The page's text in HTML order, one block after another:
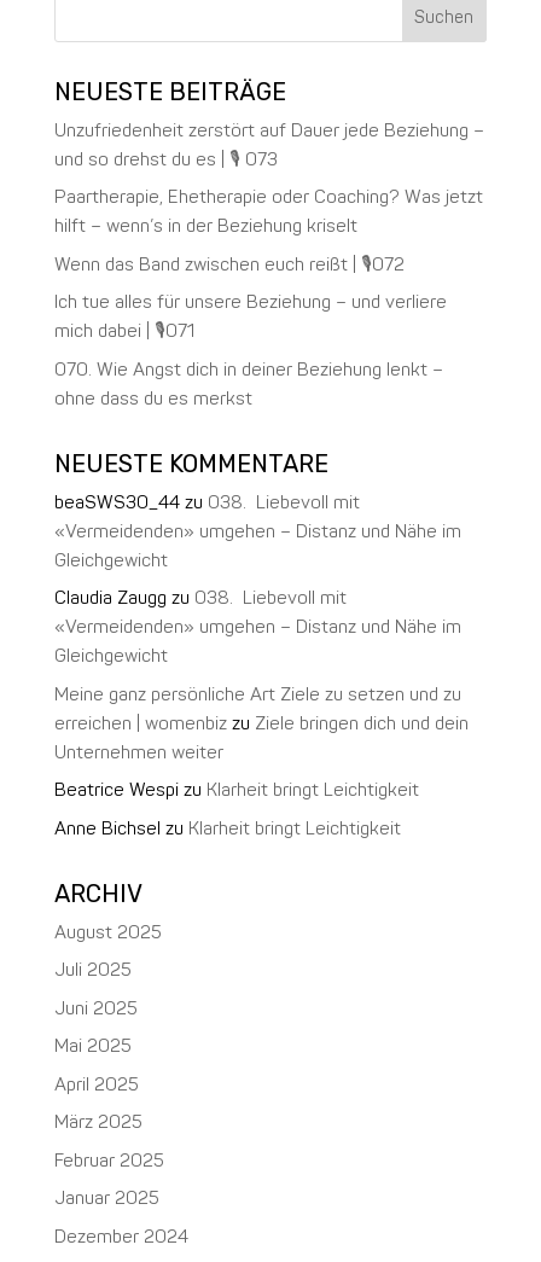
NEUESTE BEITRÄGE
Unzufriedenheit zerstört auf Dauer jede Beziehung –
und so drehst du es | 🎙️ 073
Paartherapie, Ehetherapie oder Coaching? Was jetzt
hilft – wenn’s in der Beziehung kriselt
Wenn das Band zwischen euch reißt | 🎙️072
Ich tue alles für unsere Beziehung – und verliere
mich dabei | 🎙️071
070. Wie Angst dich in deiner Beziehung lenkt –
ohne dass du es merkst
NEUESTE KOMMENTARE
beaSWS30_44zu 038. Liebevoll mit
«Vermeidenden» umgehen – Distanz und Nähe im
Gleichgewicht
Claudia Zaugg zu 038. Liebevoll mit
«Vermeidenden» umgehen – Distanz und Nähe im
Gleichgewicht
Meine ganz persönliche Art Ziele zu setzen und zu
erreichen | womenbizzu Ziele bringen dich und dein
Unternehmen weiter
Beatrice Wespizu Klarheit bringt Leichtigkeit
Anne Bichsel zu Klarheit bringt Leichtigkeit
ARCHIV
August 2025
Juli 2025
Juni 2025
Mai 2025
April 2025
März 2025
Februar 2025
Januar 2025
Dezember 2024